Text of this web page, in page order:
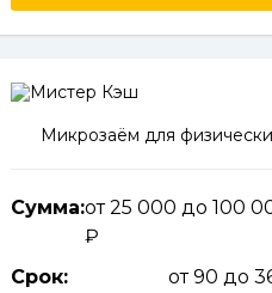
Микрозаём для
Сумма:от 25 000 до 100
Срок:
от 90 до